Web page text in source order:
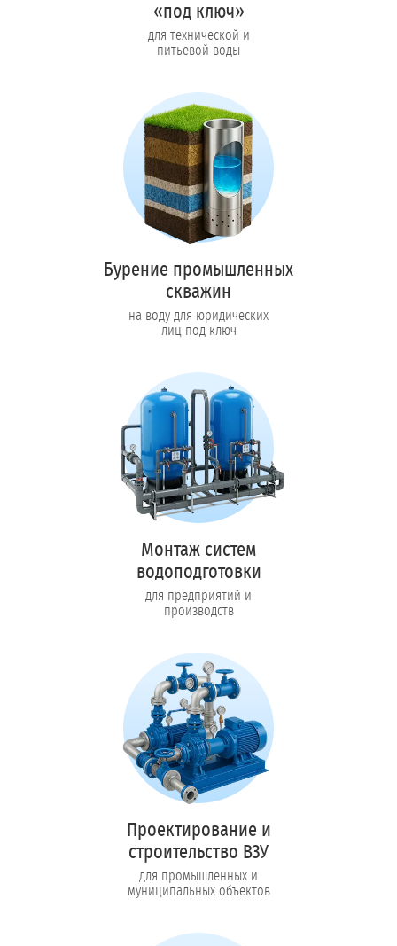
«под ключ»
для технической и
питьевой воды
Бурение промышленных
скважин
на воду для юридических
лиц под ключ
Монтаж систем
водоподготовки
для предприятий и
производств
Проектирование и
строительство ВЗУ
для промышленных и
муниципальных объектов